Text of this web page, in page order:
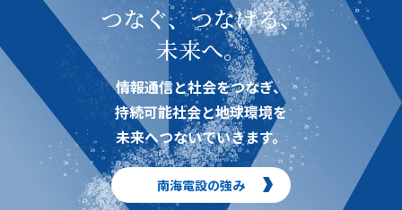
つなぐ、つなげる、
未来へ。
情報通信と社会をつなぎ、
持続可能社会と地球環境を
未来へつないでいきます。
南海電設の強み